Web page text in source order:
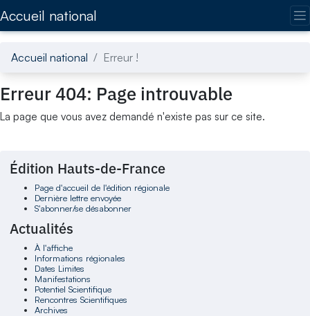
Accueil national
Accueil national Erreur !
Erreur 404: Page introuvable
La page que vous avez demandé n'existe pas sur ce site.
Édition Hauts-de-France
Page d'accueil de l'édition régionale
Dernière lettre envoyée
S'abonner/se désabonner
Actualités
À l'affiche
Informations régionales
Dates Limites
Manifestations
Potentiel Scientifique
Rencontres Scientifiques
Archives